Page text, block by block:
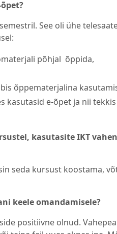
See oli ühe
põhjal õppida,
õppematerjalina
kasutasid e-õpet ja nii
kasutasite IKT
seda kursust koostama,
keele omandamisele?
positiivne olnud.